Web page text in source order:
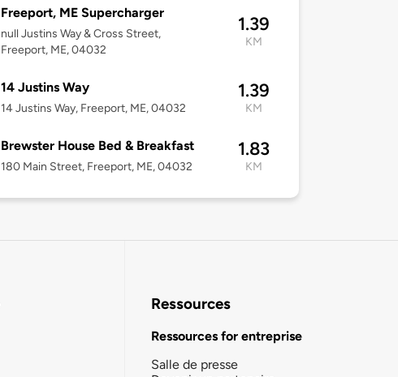
Freeport, ME Supercharger
null Justins Way & Cross Street,
Freeport, ME, 04032
1.39
KM
14 Justins Way
14 Justins Way, Freeport, ME, 04032
1.39
KM
Brewster House Bed & Breakfast
180 Main Street, Freeport, ME, 04032
1.83
KM
Ressources
Ressources for entreprise
Salle de presse